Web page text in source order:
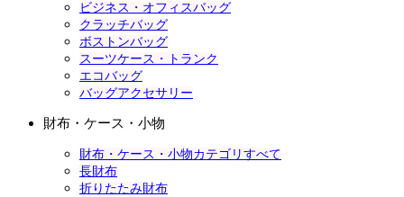
ビジネス・オフィスバッグ
クラッチバッグ
ボストンバッグ
スーツケース・トランク
エコバッグ
バッグアクセサリー
財布・ケース・小物
財布・ケース・小物カテゴリすべて
長財布
折りたたみ財布